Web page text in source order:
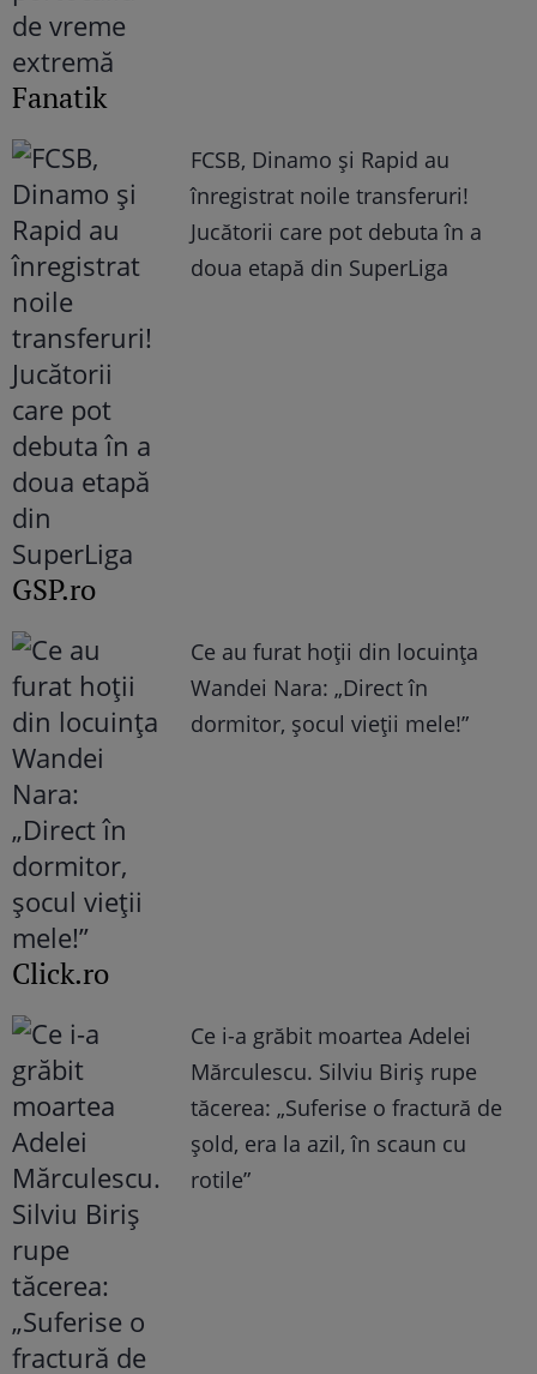
Fanatik
FCSB, Dinamo şi Rapid au
înregistrat noile transferuri!
Jucătorii care pot debuta în a
doua etapă din SuperLiga
GSP.ro
Ce au furat hoții din locuința
Wandei Nara: „Direct în
dormitor, șocul vieții mele!”
Click.ro
Ce i-a grăbit moartea Adelei
Mărculescu. Silviu Biriș rupe
tăcerea: „Suferise o fractură de
șold, era la azil, în scaun cu
rotile”